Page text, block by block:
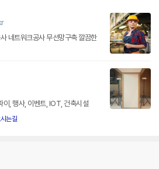
네트워크공사 무선망구축 깔끔한
이, 행사, 이벤트, IOT, 건축시설
는길